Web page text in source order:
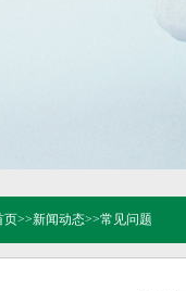
页>>新闻动态>>常见问题